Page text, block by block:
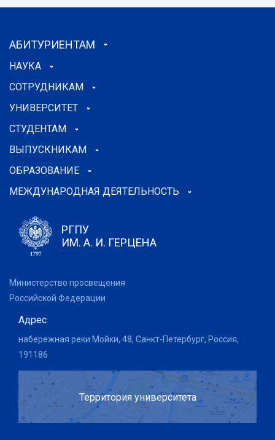
АБИТУРИЕНТАМ
НАУКА
СОТРУДНИКАМ
УНИВЕРСИТЕТ
СТУДЕНТАМ
ВЫПУСКНИКАМ
ОБРАЗОВАНИЕ
МЕЖДУНАРОДНАЯ ДЕЯТЕЛЬНОСТЬ
РГПУ
ИМ. А. И. ГЕРЦЕНА
Министерство просвещения
Российской Федерации
Адрес
набережная реки Мойки, 48, Санкт-Петербург, Россия,
191186
Территория университета